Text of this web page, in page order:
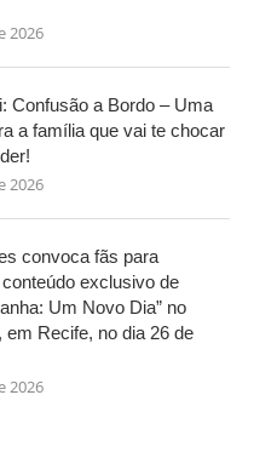
2026
Confusão a Bordo – Uma
a família que vai te chocar
2026
convoca fãs para
exclusivo de
Um Novo Dia” no
em Recife, no dia 26 de
2026